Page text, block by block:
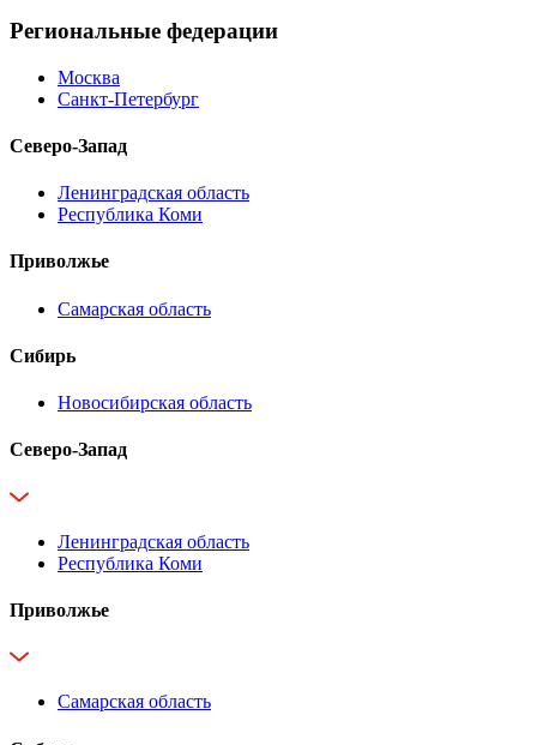
Региональные федерации
Москва
Санкт-Петербург
Северо-Запад
Ленинградская область
Республика Коми
Приволжье
Самарская область
Сибирь
Новосибирская область
Северо-Запад
Ленинградская область
Республика Коми
Приволжье
Самарская область